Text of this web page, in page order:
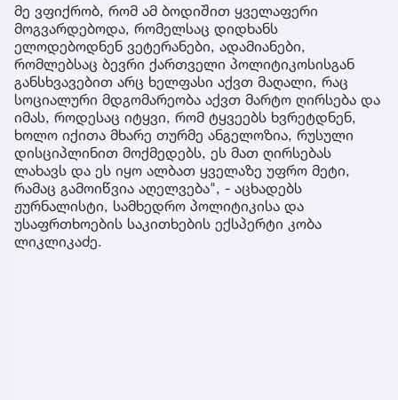
მე ვფიქრობ, რომ ამ ბოდიშით ყველაფერი
მოგვარდებოდა, რომელსაც დიდხანს
ელოდებოდნენ ვეტერანები, ადამიანები,
რომლებსაც ბევრი ქართველი პოლიტიკოსისგან
განსხვავებით არც ხელფასი აქვთ მაღალი, რაც
სოციალური მდგომარეობა აქვთ მარტო ღირსება და
იმას, როდესაც იტყვი, რომ ტყვეებს ხვრეტდნენ,
ხოლო იქითა მხარე თურმე ანგელოზია, რუსული
დისციპლინით მოქმედებს, ეს მათ ღირსებას
ლახავს და ეს იყო ალბათ ყველაზე უფრო მეტი,
რამაც გამოიწვია აღელვება", - აცხადებს
ჟურნალისტი, სამხედრო პოლიტიკისა და
უსაფრთხოების საკითხების ექსპერტი კობა
ლიკლიკაძე.